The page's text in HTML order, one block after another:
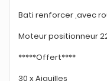
Bati renforcer ,avec
Moteur positionneur
*****Offert****
30 x Aiguilles